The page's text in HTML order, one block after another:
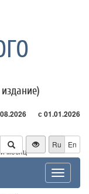
08.2026 с 01.01.2026
месяц
Ru En
Toggle